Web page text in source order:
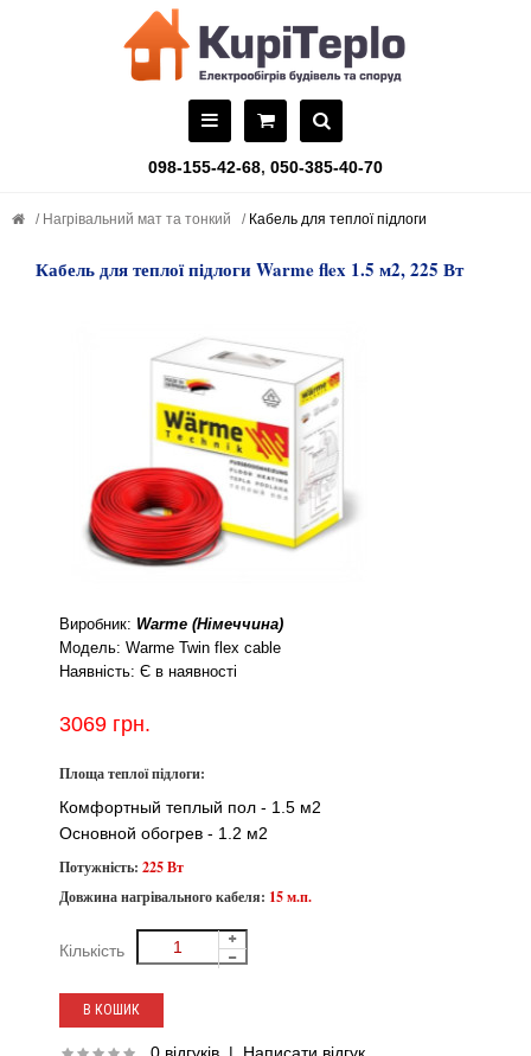
098-155-42-68, 050-385-40-70
Нагрівальний мат та тонкий Кабель для теплої підлоги
Кабель для теплої підлоги Warme flex 1.5 м2, 225 Вт
Виробник: Warme (Німеччина)
Модель: Warme Twin flex cable
Наявність: Є в наявності
3069 грн.
Площа теплої підлоги:
Комфортный теплый пол - 1.5 м2
Основной обогрев - 1.2 м2
Потужність: 225 Вт
Довжина нагрівального кабеля: 15 м.п.
Кількість